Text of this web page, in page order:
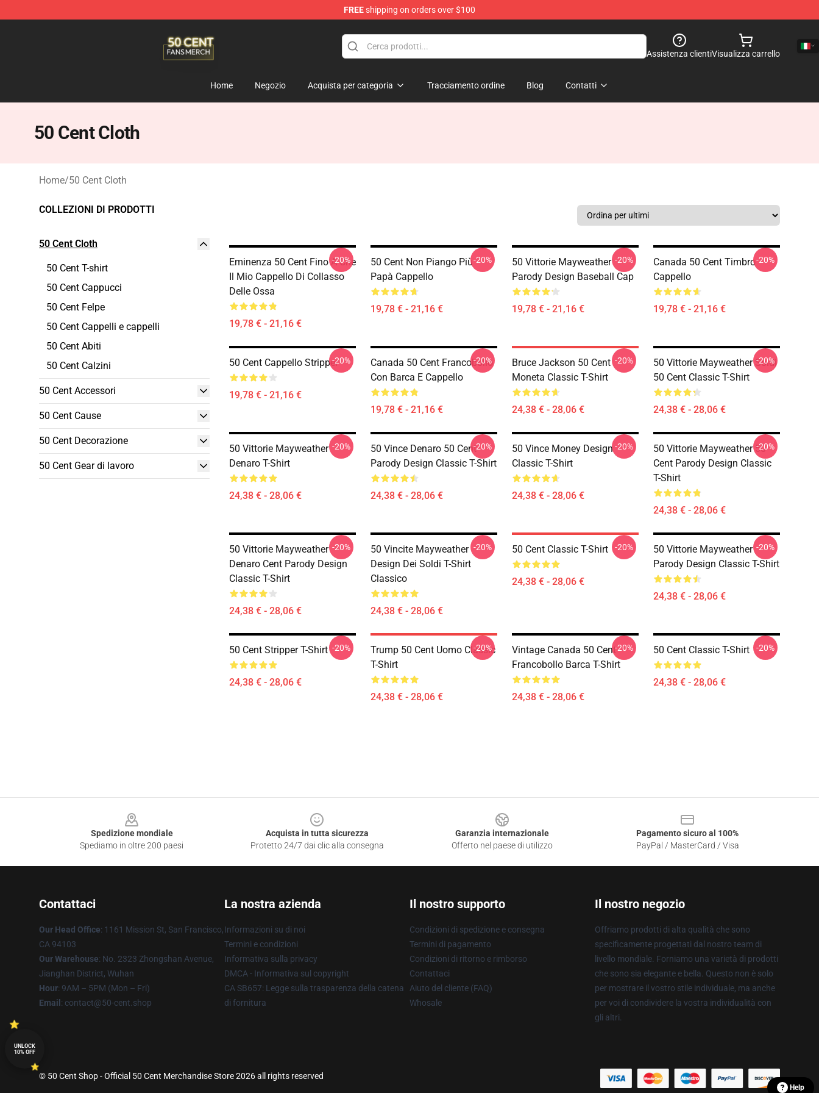
FREEshipping on orders over $100
Assistenza clientiVisualizza carrello
Home Negozio Acquista per categoria Tracciamento ordine Blog Contatti
50 Cent Cloth
Home/50 Cent Cloth
COLLEZIONI DI PRODOTTI
50 Cent Cloth
50 Cent T-shirt
50 Cent Cappucci
50 Cent Felpe
50 Cent Cappelli e cappelli
50 Cent Abiti
50 Cent Calzini
50 Cent Accessori
50 Cent Cause
50 Cent Decorazione
50 Cent Gear di lavoro
Eminenza 50 Cent Fino A Che
Il Mio Cappello Di Collasso
Delle Ossa
19,78 € - 21,16 €
-20%
50 Cent Non Piango Più
Papà Cappello
19,78 € - 21,16 €
-20%
50 Vittorie Mayweather
Parody Design Baseball Cap
19,78 € - 21,16 €
-20%
Canada 50 Cent Timbro
Cappello
19,78 € - 21,16 €
-20%
50 Cent Cappello Stripper
19,78 € - 21,16 €
-20%
Canada 50 Cent Francobollo
Con Barca E Cappello
19,78 € - 21,16 €
-20%
Bruce Jackson 50 Cent
Moneta Classic T-Shirt
24,38 € - 28,06 €
-20%
50 Vittorie Mayweather Soldi
50 Cent Classic T-Shirt
24,38 € - 28,06 €
-20%
50 Vittorie Mayweather
Denaro T-Shirt
24,38 € - 28,06 €
-20%
50 Vince Denaro 50 Cent
Parody Design Classic T-Shirt
24,38 € - 28,06 €
-20%
50 Vince Money Design
Classic T-Shirt
24,38 € - 28,06 €
-20%
50 Vittorie Mayweather 50
Cent Parody Design Classic
T-Shirt
24,38 € - 28,06 €
-20%
50 Vittorie Mayweather
Denaro Cent Parody Design
Classic T-Shirt
24,38 € - 28,06 €
-20%
50 Vincite Mayweather
Design Dei Soldi T-Shirt
Classico
24,38 € - 28,06 €
-20% 50 Cent Classic T-Shirt
24,38 € - 28,06 €
-20%
50 Vittorie Mayweather
Parody Design Classic T-Shirt
24,38 € - 28,06 €
-20%
50 Cent Stripper T-Shirt
24,38 € - 28,06 €
-20%
Trump 50 Cent Uomo Classic
T-Shirt
24,38 € - 28,06 €
-20%
Vintage Canada 50 Cent
Francobollo Barca T-Shirt
24,38 € - 28,06 €
-20% 50 Cent Classic T-Shirt
24,38 € - 28,06 €
-20%
Spedizione mondiale
Spediamo in oltre 200 paesi
Acquista in tutta sicurezza
Protetto 24/7 dai clic alla consegna
Garanzia internazionale
Offerto nel paese di utilizzo
Pagamento sicuro al 100%
PayPal / MasterCard / Visa
Contattaci
Our Head Office: 1161 Mission St, San Francisco,
CA 94103
Our Warehouse: No. 2323 Zhongshan Avenue,
Jianghan District, Wuhan
Hour: 9AM – 5PM (Mon – Fri)
Email : contact@50-cent.shop
La nostra azienda
Informazioni su di noi
Termini e condizioni
Informativa sulla privacy
DMCA - Informativa sul copyright
CA SB657: Legge sulla trasparenza della catena
di fornitura
Il nostro supporto
Condizioni di spedizione e consegna
Termini di pagamento
Condizioni di ritorno e rimborso
Contattaci
Aiuto del cliente (FAQ)
Whosale
Il nostro negozio
Offriamo prodotti di alta qualità che sono
specificamente progettati dal nostro team di
livello mondiale. Forniamo una varietà di prodotti
che sono sia elegante e bella. Questo non è solo
per mostrare il vostro stile individuale, ma anche
per voi di condividere la vostra individualità con
gli altri.
© 50 Cent Shop - Official 50 Cent Merchandise Store 2026 all rights reserved
Help
UNLOCK
10% OFF